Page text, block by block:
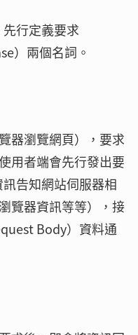
行定義要求
）兩個名詞。
器瀏覽網頁），要求
用者端會先行發出要
告知網站伺服器相
覽器資訊等等），接
Body）資料通